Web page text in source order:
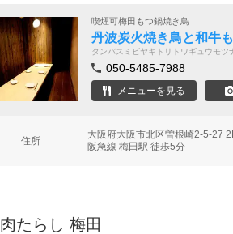
喫煙可梅田もつ鍋焼き鳥
丹波炭火焼き鳥と和牛
タンバスミビヤキトリトワギュウモツ
050-5485-7988
メニューを見る
住所
大阪府大阪市北区曽根崎2-5-27
阪急線 梅田駅 徒歩5分
肉たらし 梅田